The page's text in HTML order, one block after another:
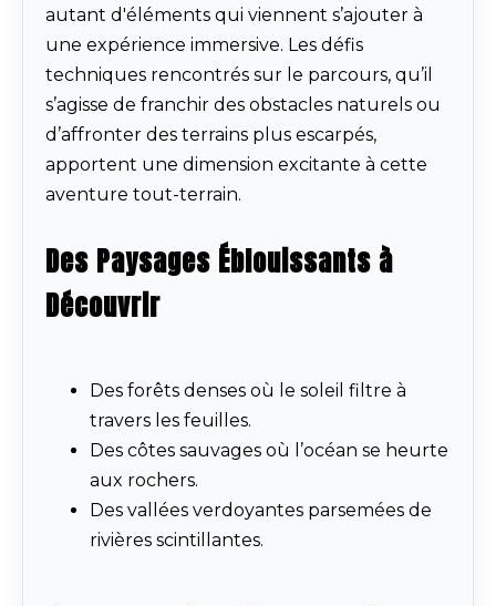
autant d'éléments qui viennent s’ajouter à
une expérience immersive. Les défis
techniques rencontrés sur le parcours, qu’il
s’agisse de franchir des obstacles naturels ou
d’affronter des terrains plus escarpés,
apportent une dimension excitante à cette
aventure tout-terrain.
Des Paysages Éblouissants à
Découvrir
Des forêts denses où le soleil filtre à
travers les feuilles.
Des côtes sauvages où l’océan se heurte
aux rochers.
Des vallées verdoyantes parsemées de
rivières scintillantes.